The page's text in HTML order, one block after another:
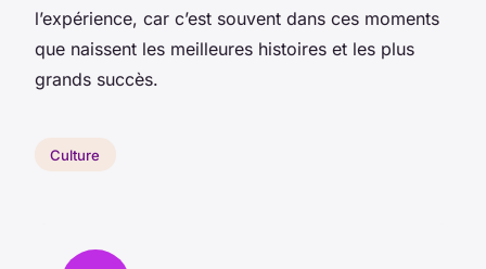
l’expérience, car c’est souvent dans ces moments
que naissent les meilleures histoires et les plus
grands succès.
Culture